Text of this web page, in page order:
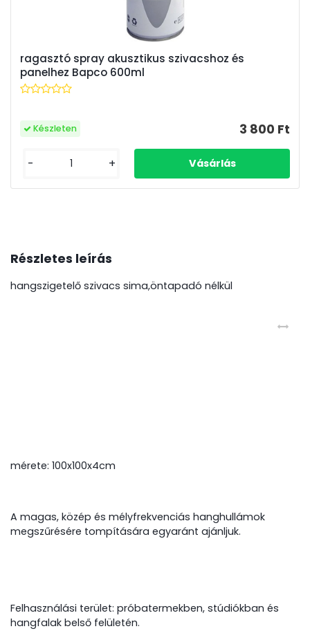
ragasztó spray akusztikus szivacshoz és
panelhez Bapco 600ml
3 800 Ft
Készleten
- +
Részletes leírás
hangszigetelő szivacs sima,öntapadó nélkül
mérete: 100x100x4cm
A magas, közép és mélyfrekvenciás hanghullámok
megszűrésére tompítására egyaránt ajánljuk.
Felhasználási terület: próbatermekben, stúdiókban és
hangfalak belső felületén.